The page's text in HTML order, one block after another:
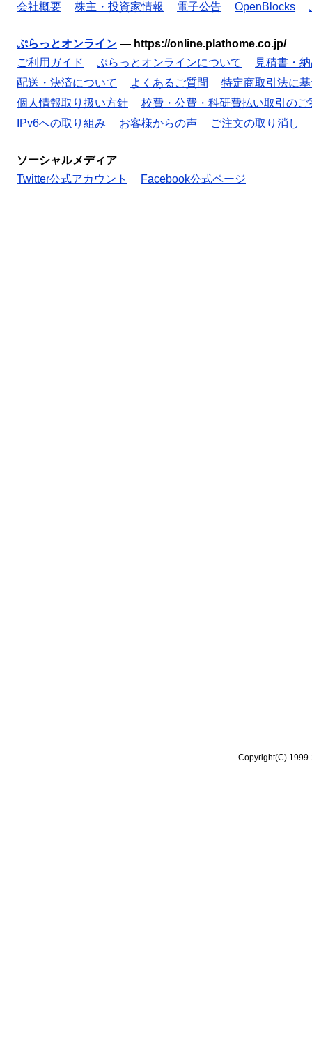
会社概要 株主・投資家情報 電子公告 OpenBlocks
ぷらっとオンライン — https://online.plathome.co.jp/
ご利用ガイド
ぷらっとオンラインについて
見積書・
配送・決済について
よくあるご質問
特定商取引法に
個人情報取り扱い方針
校費・公費・科研費払い取引のご
IPv6への取り組み
お客様からの声 ご注文の取り消し
ソーシャルメディア
Twitter公式アカウント
Facebook公式ページ
Copyright(C)